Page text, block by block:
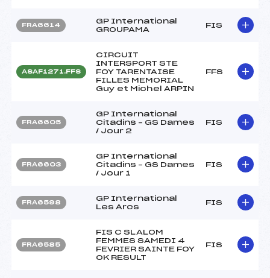
FRA6614
GP International
GROUPAMA
FIS
ASAF1271.FFS
CIRCUIT
INTERSPORT STE
FOY TARENTAISE
FILLES MEMORIAL
Guy et Michel ARPIN
FFS
FRA6605
GP International
Citadins – GS Dames
/ Jour 2
FIS
FRA6603
GP International
Citadins – GS Dames
/ Jour 1
FIS
FRA6598
GP International
Les Arcs
FIS
FRA6585
FIS C SLALOM
FEMMES SAMEDI 4
FEVRIER SAINTE FOY
OK RESULT
FIS